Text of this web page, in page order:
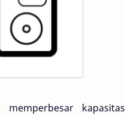
kapasitas